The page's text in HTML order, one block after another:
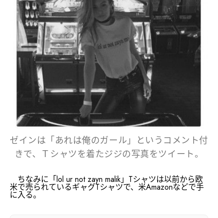
ゼインは「あれは俺のガール」というコメント付
きで、Ｔシャツを着たジジの写真をツイート。
ちなみに「lol ur not zayn malik」Tシャツは以前から欧
米で売られているギャグTシャツで、米Amazonなどで手
に入る。